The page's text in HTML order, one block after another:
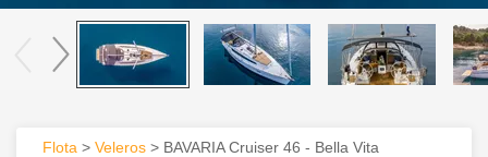
Flota > Veleros > BAVARIA Cruiser 46 - Bella Vita